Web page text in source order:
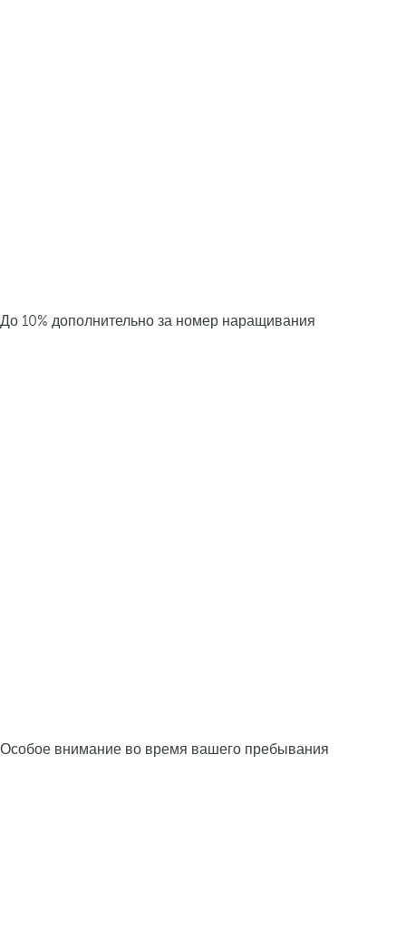
До 10% дополнительно за номер наращивания
Особое внимание во время вашего пребывания